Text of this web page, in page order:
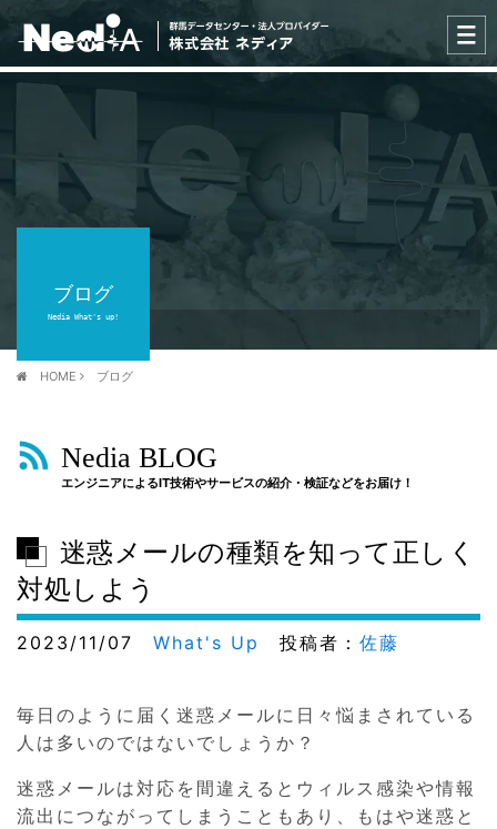
ブログ
Nedia What's up!
HOME ブログ
Nedia BLOG
エンジニアによるIT技術やサービスの紹介・検証などをお届け！
迷惑メールの種類を知って正しく
対処しよう
2023/11/07 What's Up 投稿者： 佐藤
毎日のように届く迷惑メールに日々悩まされている
人は多いのではないでしょうか？
迷惑メールは対応を間違えるとウィルス感染や情報
流出につながってしまうこともあり、もはや迷惑と